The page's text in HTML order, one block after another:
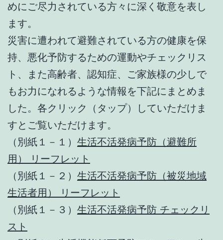
めにご尽力されている方々に深く敬意を表し
ます。
災害に遭われて避難されている方の健康を保
持、悪化予防するための運動やチェックリス
ト、また高齢者、認知症、ご家族様の少しで
もお力になれるような情報を下記にまとめま
した。各クリック（タップ）していただけま
すとご覧いただけます。
（別紙１－１） 生活不活発病予防（避難所
用） リーフレット
（別紙１－２） 生活不活発病予防（被災地域
生活者用） リーフレット
（別紙１－３） 生活不活発病予防 チェックリ
スト